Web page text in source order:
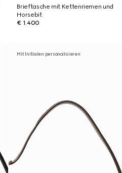
Brieftasche mit Kettenriemen und
Horsebit
€ 1.400
Mit Initialen personalisieren